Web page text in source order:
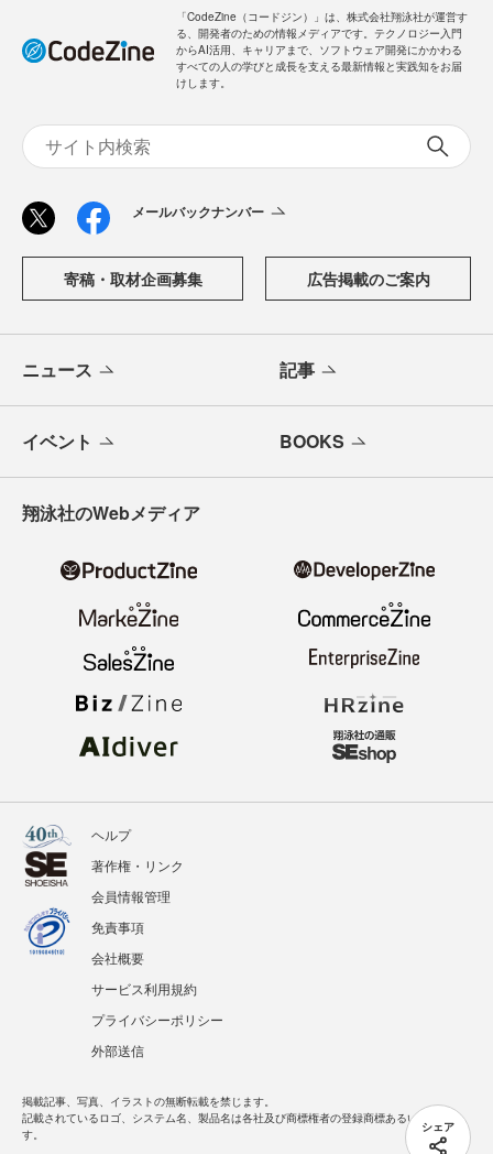
シェア
「CodeZine（コードジン）」は、株式会社翔泳社が運営す
る、開発者のための情報メディアです。テクノロジー入門
からAI活用、キャリアまで、ソフトウェア開発にかかわる
すべての人の学びと成長を支える最新情報と実践知をお届
けします。
メールバックナンバー
寄稿・取材企画募集 広告掲載のご案内
ニュース 記事
イベント BOOKS
翔泳社のWebメディア
ヘルプ
著作権・リンク
会員情報管理
免責事項
会社概要
サービス利用規約
プライバシーポリシー
外部送信
掲載記事、写真、イラストの無断転載を禁じます。
記載されているロゴ、システム名、製品名は各社及び商標権者の登録商標あるいは商標で
す。